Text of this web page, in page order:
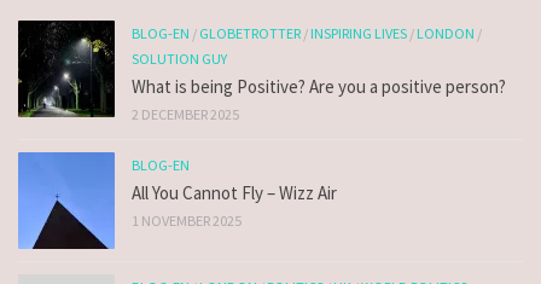
BLOG-EN / GLOBETROTTER /INSPIRING LIVES /LONDON /
SOLUTION GUY
What is being Positive? Are you a positive person?
2 DECEMBER 2025
BLOG-EN
All You Cannot Fly – Wizz Air
1 NOVEMBER 2025